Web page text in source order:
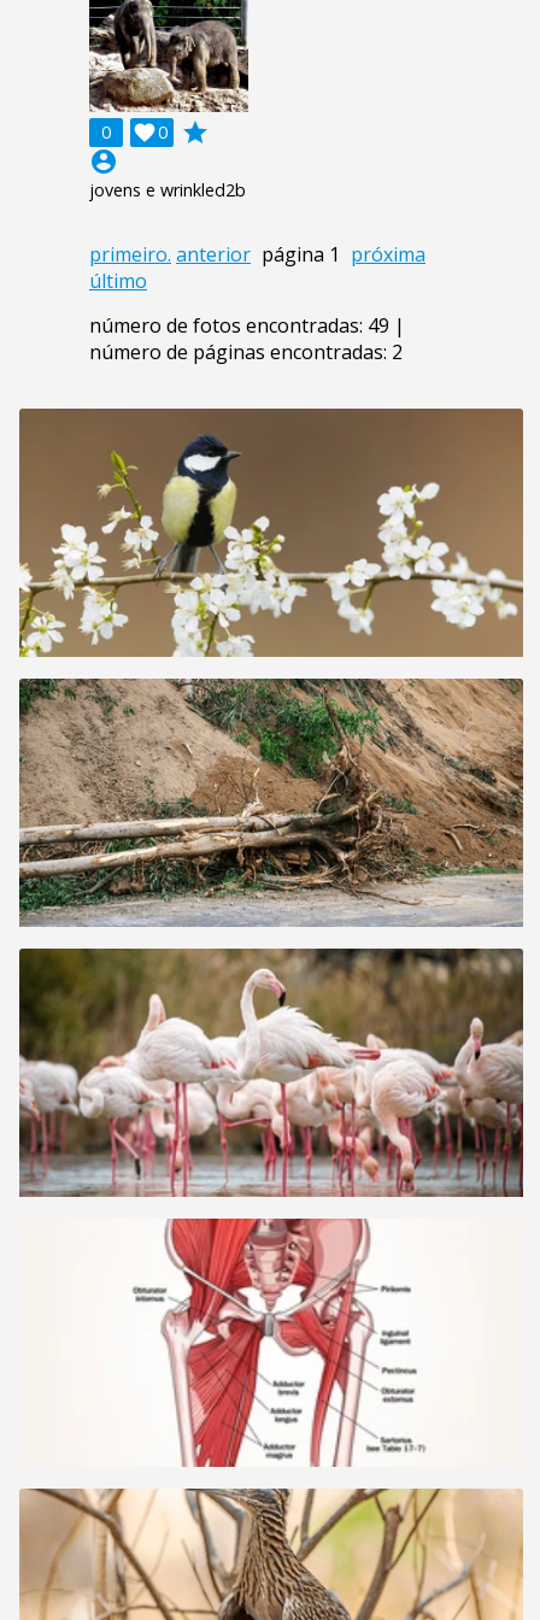
0 0

grade
account_circle
jovens e wrinkled2b
primeiro. anterior página 1 próxima
último
número de fotos encontradas: 49 |
número de páginas encontradas: 2